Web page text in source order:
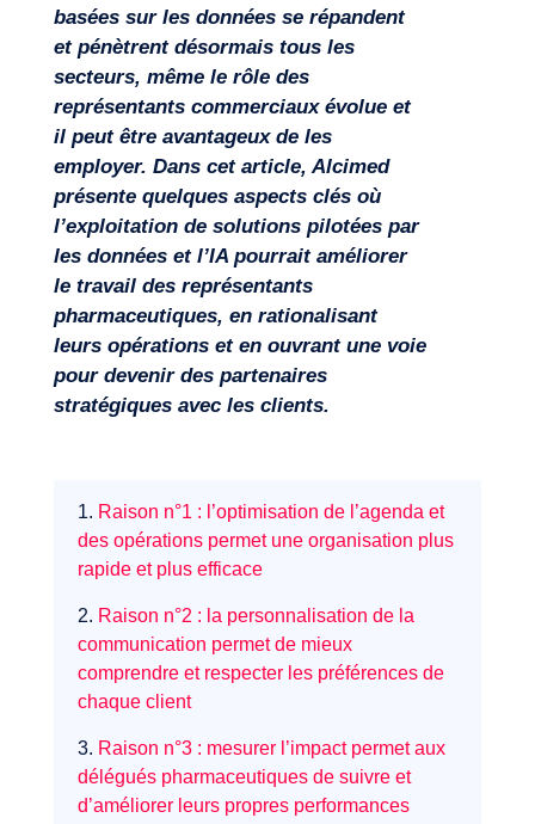
Missions
Expertises
basées sur les données se répandent
et pénètrent désormais tous les
secteurs, même le rôle des
représentants commerciaux évolue et
il peut être avantageux de les
employer. Dans cet article, Alcimed
présente quelques aspects clés où
l’exploitation de solutions pilotées par
les données et l’IA pourrait améliorer
le travail des représentants
pharmaceutiques, en rationalisant
leurs opérations et en ouvrant une voie
pour devenir des partenaires
stratégiques avec les clients.
1. Raison n°1 : l’optimisation de l’agenda et
des opérations permet une organisation plus
rapide et plus efficace
2. Raison n°2 : la personnalisation de la
communication permet de mieux
comprendre et respecter les préférences de
chaque client
3. Raison n°3 : mesurer l’impact permet aux
délégués pharmaceutiques de suivre et
d’améliorer leurs propres performances